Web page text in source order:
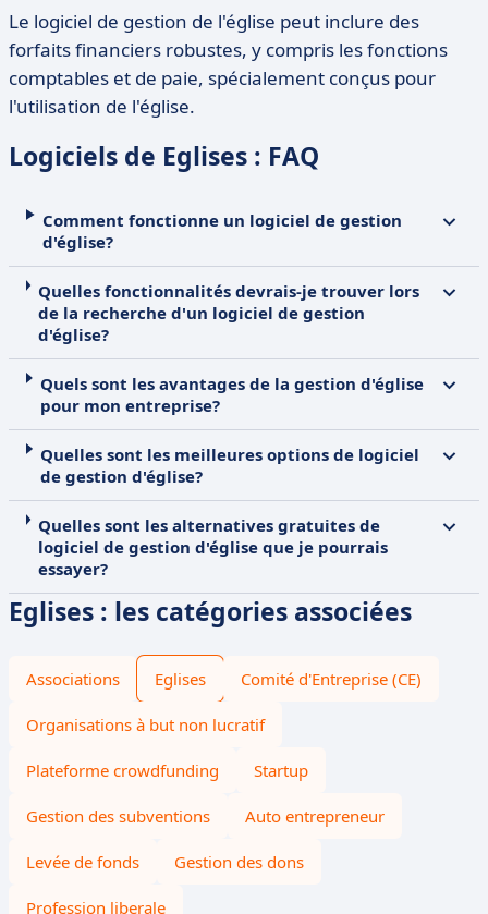
Le logiciel de gestion de l'église peut inclure des
forfaits financiers robustes, y compris les fonctions
comptables et de paie, spécialement conçus pour
l'utilisation de l'église.
Logiciels de Eglises : FAQ
Comment fonctionne un logiciel de gestion
d'église?
Quelles fonctionnalités devrais-je trouver lors
de la recherche d'un logiciel de gestion
d'église?
Quels sont les avantages de la gestion d'église
pour mon entreprise?
Quelles sont les meilleures options de logiciel
de gestion d'église?
Quelles sont les alternatives gratuites de
logiciel de gestion d'église que je pourrais
essayer?
Eglises : les catégories associées
Associations Eglises Comité d'Entreprise (CE)
Organisations à but non lucratif
Plateforme crowdfunding Startup
Gestion des subventions Auto entrepreneur
Levée de fonds Gestion des dons
Profession liberale